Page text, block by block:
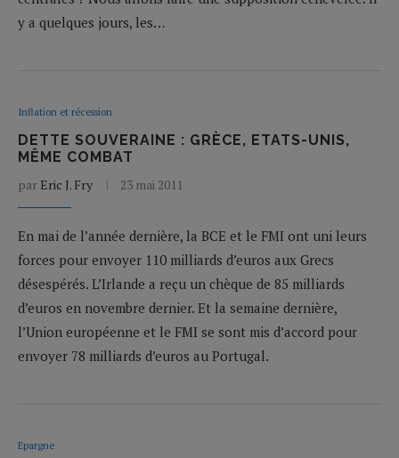
y a quelques jours, les…
Inflation et récession
DETTE SOUVERAINE : GRÈCE, ETATS-UNIS,
MÊME COMBAT
par Eric J. Fry 23 mai 2011
En mai de l’année dernière, la BCE et le FMI ont uni leurs
forces pour envoyer 110 milliards d’euros aux Grecs
désespérés. L’Irlande a reçu un chèque de 85 milliards
d’euros en novembre dernier. Et la semaine dernière,
l’Union européenne et le FMI se sont mis d’accord pour
envoyer 78 milliards d’euros au Portugal.
Epargne